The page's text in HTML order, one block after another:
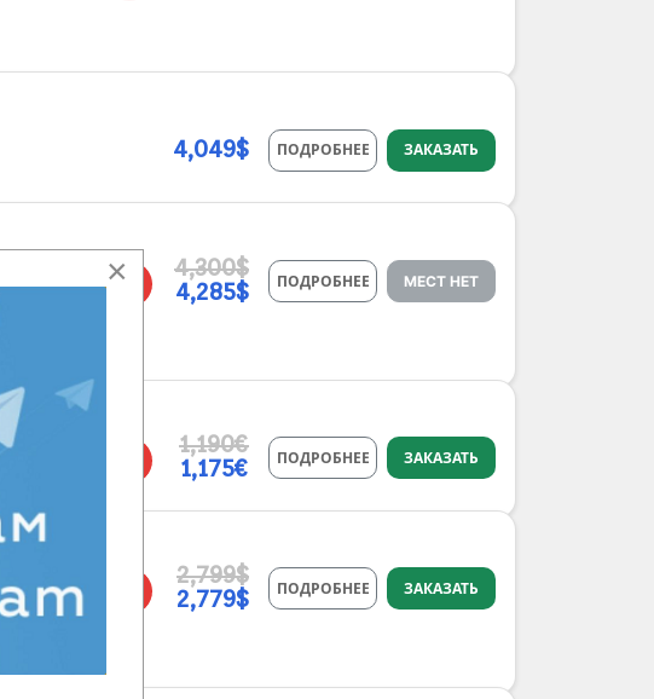
4,049$ ПОДРОБНЕЕ ЗАКАЗАТЬ
%
4,300$
4,285$
ПОДРОБНЕЕ МЕСТ НЕТ
1,190€
1,175€
ПОДРОБНЕЕ ЗАКАЗАТЬ
ТУР
2,799$
2,779$
ПОДРОБНЕЕ ЗАКАЗАТЬ
×